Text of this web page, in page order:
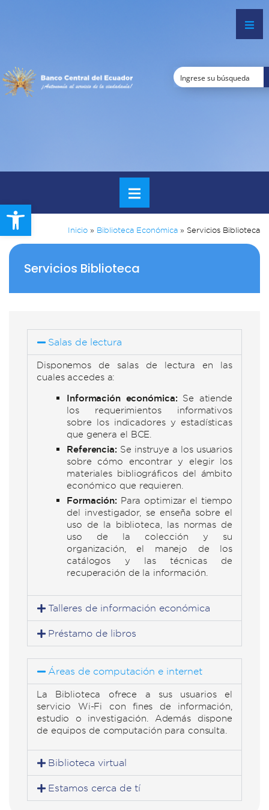
Open toolbar
Inicio » Biblioteca Económica » Servicios Biblioteca
Servicios Biblioteca
Salas de lectura
Disponemos de salas de lectura en las
cuales accedes a:
Información económica: Se atiende
los requerimientos informativos
sobre los indicadores y estadísticas
que genera el BCE.
Referencia: Se instruye a los usuarios
sobre cómo encontrar y elegir los
materiales bibliográficos del ámbito
económico que requieren.
Formación: Para optimizar el tiempo
del investigador, se enseña sobre el
uso de la biblioteca, las normas de
uso de la colección y su
organización, el manejo de los
catálogos y las técnicas de
recuperación de la información.
Talleres de información económica
Préstamo de libros
Áreas de computación e internet
La Biblioteca ofrece a sus usuarios el
servicio Wi-Fi con fines de información,
estudio o investigación. Además dispone
de equipos de computación para consulta.
Biblioteca virtual
Estamos cerca de tí